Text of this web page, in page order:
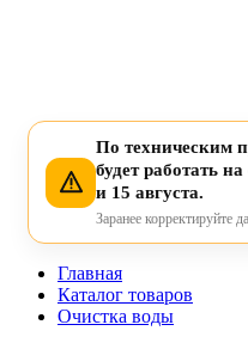
По техническим
будет работать
и 15 августа.
Заранее корректируйте
Главная
Каталог товаров
Очистка воды